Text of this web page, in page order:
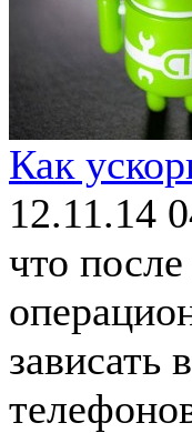
Как
12.11.14
что
зависать